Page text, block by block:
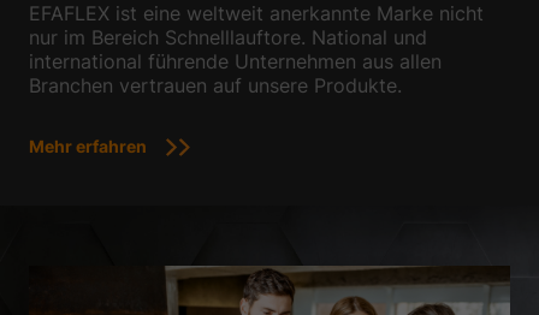
EFAFLEX ist eine weltweit anerkannte Marke nicht
nur im Bereich Schnelllauftore. National und
international führende Unternehmen aus allen
Branchen vertrauen auf unsere Produkte.
Mehr erfahren